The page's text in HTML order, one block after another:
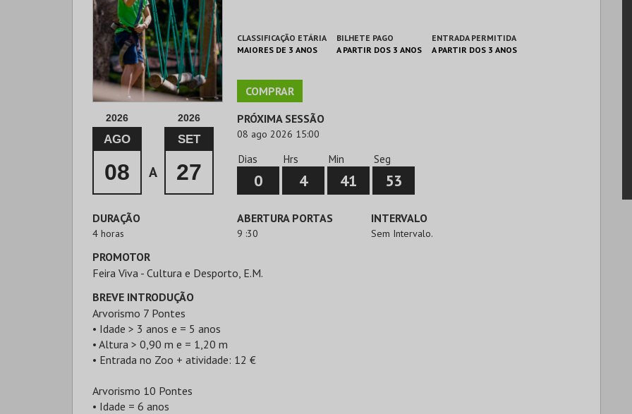
CLASSIFICAÇÃO ETÁRIA
MAIORES DE 3 ANOS
BILHETE PAGO
A PARTIR DOS 3 ANOS
ENTRADA PERMITIDA
A PARTIR DOS 3 ANOS
COMPRAR
2026
AGO
08 A
2026
SET
27
PRÓXIMA SESSÃO
08 ago 2026 15:00
Dias
0
Hrs
4
Min
41
Seg
52
DURAÇÃO
4 horas
ABERTURA PORTAS
9 :30
INTERVALO
Sem Intervalo.
PROMOTOR
Feira Viva - Cultura e Desporto, E.M.
BREVE INTRODUÇÃO
Arvorismo 7 Pontes
• Idade > 3 anos e = 5 anos
• Altura > 0,90 m e = 1,20 m
• Entrada no Zoo + atividade: 12 €
Arvorismo 10 Pontes
• Idade = 6 anos